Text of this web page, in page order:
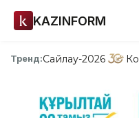
KAZINFORM
Тренд:Сайлау-2026